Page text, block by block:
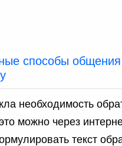
способы
необходимость
можно через
текст